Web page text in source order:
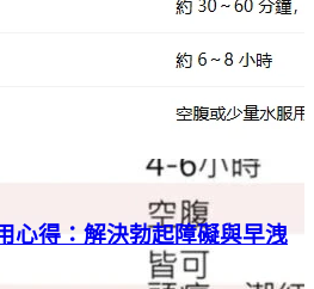
心得：解決勃起障礙與早洩